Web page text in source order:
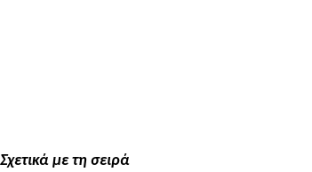
Σχετικά με τη σειρά